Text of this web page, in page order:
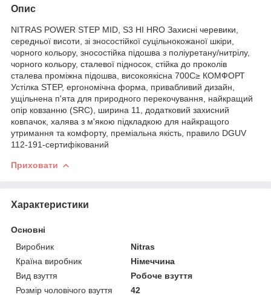
Опис
NITRAS POWER STEP MID, S3 HI HRO Захисні черевики,
середньої висоти, зі зносостійкої суцільнокожаної шкіри,
чорного кольору, зносостійка підошва з поліуретану/нитрілу,
чорного кольору, сталевої підносок, стійка до проколів
сталева проміжна підошва, високоякісна 700C≥ КОМФОРТ
Устілка STEP, ергономічна форма, привабливий дизайн,
ущільнена п'ята для природного перекочування, найкращий
опір ковзанню (SRC), ширина 11, додатковий захисний
ковпачок, халява з м'якою підкладкою для найкращого
утримання та комфорту, преміальна якість, правило DGUV
112-191-сертифікований
Приховати
Характеристики
Основні
Виробник
Nitras
Країна виробник
Німеччина
Вид взуття
Робоче взуття
Розмір чоловічого взуття
42